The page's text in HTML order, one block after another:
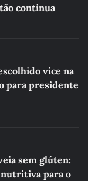
continua
vice na
para presidente
sem glúten:
para o